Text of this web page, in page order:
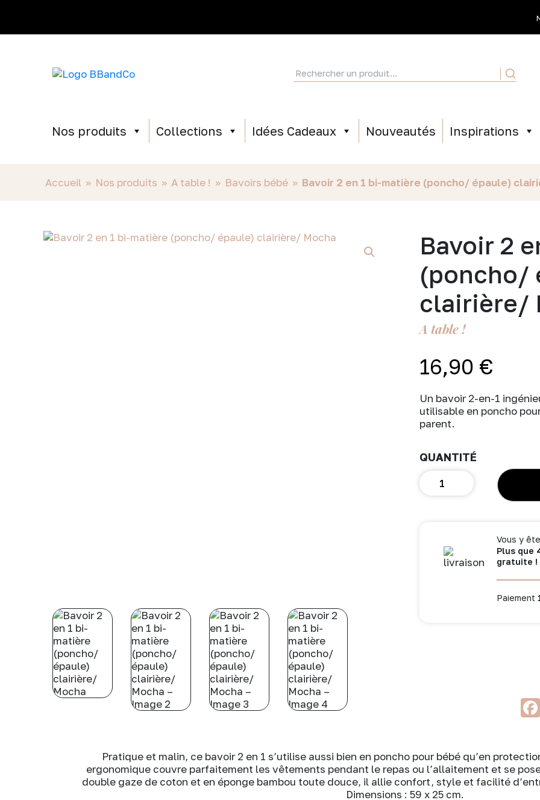
Nos produits Collections Idées Cadeaux Nouveautés Inspirations
Accueil » Nos produits » A table ! » Bavoirs bébé » Bavoir 2 en 1 bi-matière (poncho/ épaule)
Bavoir 2
(poncho/
clairière/
A table !
16,90 €
Un bavoir 2-en-1
utilisable en poncho
parent.
matière
Vous y
Plus que
gratuite !
Paiement
Pratique et malin, ce bavoir 2 en 1 s’utilise aussi bien en poncho pour bébé qu’en
ergonomique couvre parfaitement les vêtements pendant le repas ou l’allaitement et se
double gaze de coton et en éponge bambou toute douce, il allie confort, style et facilité
Dimensions : 59 x 25 cm.